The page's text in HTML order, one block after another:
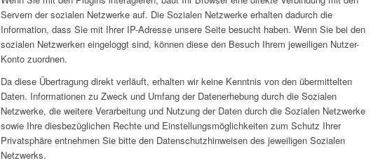
Servern der sozialen Netzwerke auf. Die Sozialen Netzwerke erhalten dadurch die
Information, dass Sie mit Ihrer IP-Adresse unsere Seite besucht haben. Wenn Sie bei den
sozialen Netzwerken eingeloggt sind, können diese den Besuch Ihrem jeweiligen Nutzer-
Konto zuordnen.
Da diese Übertragung direkt verläuft, erhalten wir keine Kenntnis von den übermittelten
Daten. Informationen zu Zweck und Umfang der Datenerhebung durch die Sozialen
Netzwerke, die weitere Verarbeitung und Nutzung der Daten durch die Sozialen Netzwerke
sowie Ihre diesbezüglichen Rechte und Einstellungsmöglichkeiten zum Schutz Ihrer
Privatsphäre entnehmen Sie bitte den Datenschutzhinweisen des jeweiligen Sozialen
Netzwerks.